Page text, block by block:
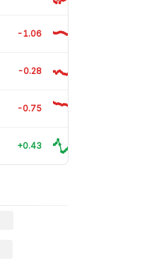
-1.06
-0.28
-0.75
+0.43